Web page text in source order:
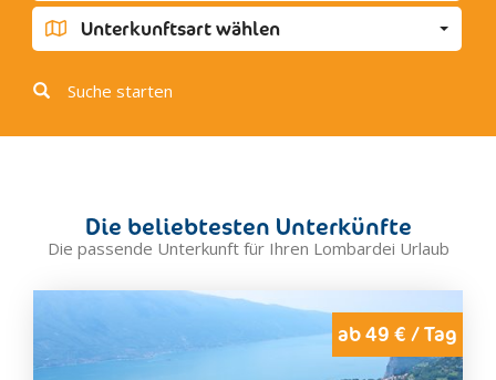
Cernobbio
Certosa Di Pavia
Chiavenna
Clusone
Cremona
Desenzano del Garda
Edolo
Foppolo
Unterkunftsart wählen
Suche starten
Die beliebtesten Unterkünfte
Die passende Unterkunft für Ihren Lombardei Urlaub
ab 49 € / Tag